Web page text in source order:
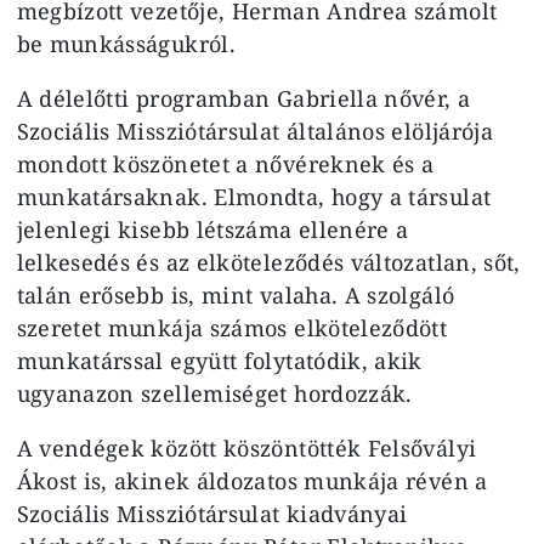
megbízott vezetője, Herman Andrea számolt
be munkásságukról.
A délelőtti programban Gabriella nővér, a
Szociális Missziótársulat általános elöljárója
mondott köszönetet a nővéreknek és a
munkatársaknak. Elmondta, hogy a társulat
jelenlegi kisebb létszáma ellenére a
lelkesedés és az elköteleződés változatlan, sőt,
talán erősebb is, mint valaha. A szolgáló
szeretet munkája számos elköteleződött
munkatárssal együtt folytatódik, akik
ugyanazon szellemiséget hordozzák.
A vendégek között köszöntötték Felsővályi
Ákost is, akinek áldozatos munkája révén a
Szociális Missziótársulat kiadványai